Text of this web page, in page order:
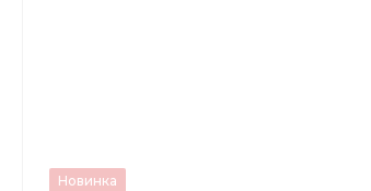
Новинка